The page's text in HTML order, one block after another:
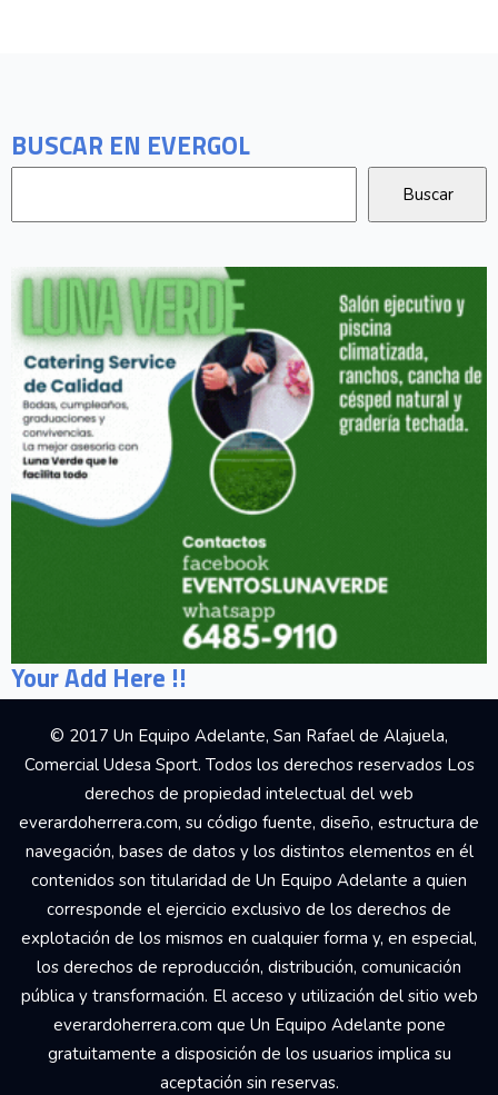
BUSCAR EN EVERGOL
Your Add Here !!
© 2017 Un Equipo Adelante, San Rafael de Alajuela,
Comercial Udesa Sport. Todos los derechos reservados Los
derechos de propiedad intelectual del web
everardoherrera.com, su código fuente, diseño, estructura de
navegación, bases de datos y los distintos elementos en él
contenidos son titularidad de Un Equipo Adelante a quien
corresponde el ejercicio exclusivo de los derechos de
explotación de los mismos en cualquier forma y, en especial,
los derechos de reproducción, distribución, comunicación
pública y transformación. El acceso y utilización del sitio web
everardoherrera.com que Un Equipo Adelante pone
gratuitamente a disposición de los usuarios implica su
aceptación sin reservas.